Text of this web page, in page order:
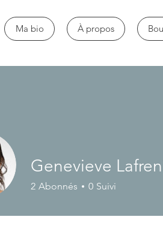
Ma bio À propos
Genevieve
2 Abonnés 0 Suivi